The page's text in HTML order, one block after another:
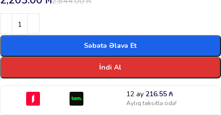
Səbətə Əlavə Et
İndi Al
12 ay 216.55 ₼
Aylıq taksitlə ödə!